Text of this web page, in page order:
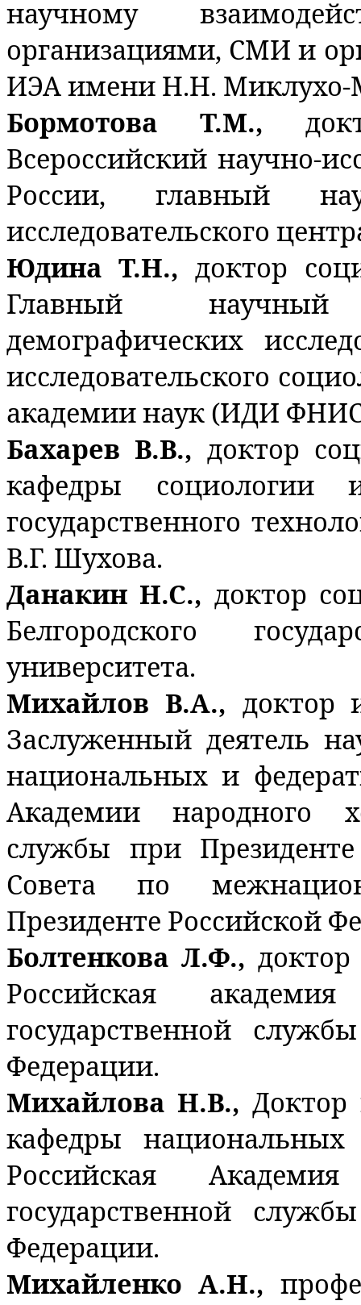
научному
организациями, СМИ и
ИЭА имени Н.Н. Миклухо-
Бормотова Т.М.,
Всероссийский научно-
России, главный
исследовательского
Юдина Т.Н.,доктор
Главный научный
демографических
исследовательского
академии наук (ИДИ
Бахарев В.В., доктор
кафедры социологии
государственного
В.Г. Шухова.
Данакин Н.С., доктор
Белгородского
университета.
Михайлов В.А., доктор
Заслуженный деятель
национальных и
Академии народного
службы при
Совета по
Президенте Российской
Болтенкова Л.Ф.,
Российская
государственной
Федерации.
Михайлова Н.В.,Доктор
кафедры
Российская
государственной
Федерации.
Михайленко А.Н.,